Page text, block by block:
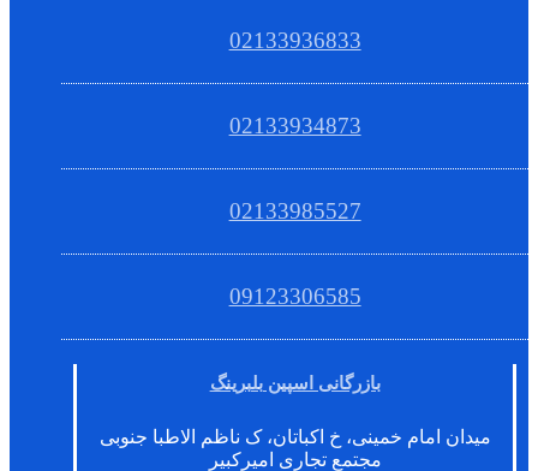
02133936833
02133934873
02133985527
09123306585
بازرگانی اسپین بلبرینگ
میدان امام خمینی، خ اکباتان، ک ناظم الاطبا جنوبی
مجتمع تجاری امیرکبیر